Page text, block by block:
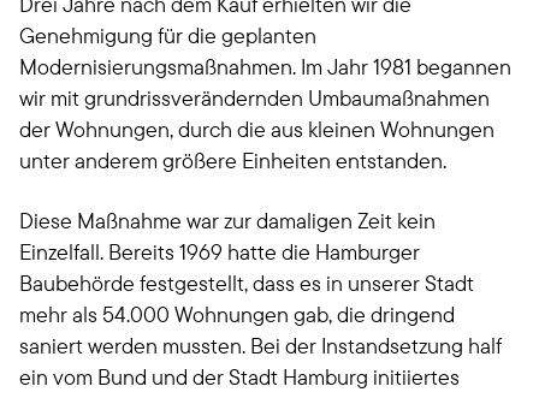
Genehmigung für die geplanten
Modernisierungsmaßnahmen. Im Jahr 1981 begannen
wir mit grundrissverändernden Umbaumaßnahmen
der Wohnungen, durch die aus kleinen Wohnungen
unter anderem größere Einheiten entstanden.
Diese Maßnahme war zur damaligen Zeit kein
Einzelfall. Bereits 1969 hatte die Hamburger
Baubehörde festgestellt, dass es in unserer Stadt
mehr als 54.000 Wohnungen gab, die dringend
saniert werden mussten. Bei der Instandsetzung half
ein vom Bund und der Stadt Hamburg initiiertes